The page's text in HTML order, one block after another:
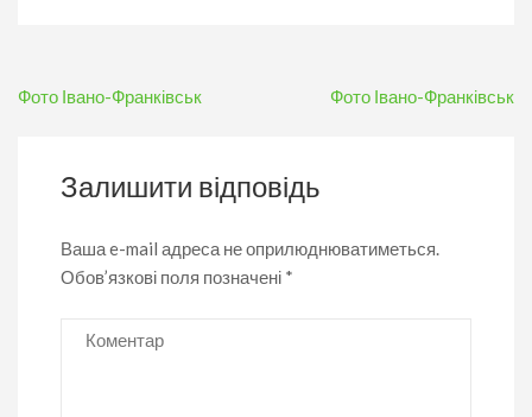
Навігація
Фото Івано-Франківськ Фото Івано-Франківськ
Залишити відповідь
Ваша e-mail адреса не оприлюднюватиметься.
Обов’язкові поля позначені *
Коментар